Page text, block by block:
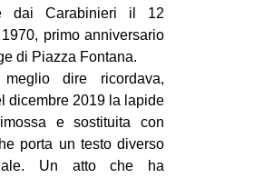
AMBIENTE
ANTIFASCISMO
ALL’ABITARE
GENERI
PRECARIATO
dai Carabinieri il 12
primo anniversario
di Piazza Fontana.
meglio dire ricordava,
dicembre 2019 la lapide
e sostituita con
porta un testo diverso
Un atto che ha